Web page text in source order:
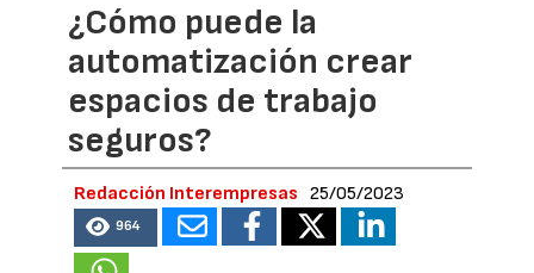
¿Cómo puede la
automatización crear
espacios de trabajo
seguros?
Redacción Interempresas 25/05/2023
964